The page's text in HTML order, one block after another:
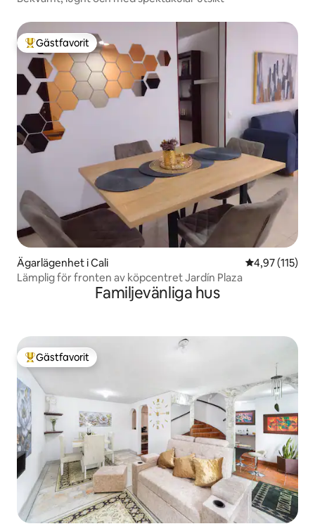
Populär gästfavorit
Gästfavorit
Ägarlägenhet i Cali 4,97 av 5 i
4,97 (115)
Lämplig för fronten av köpcentret Jardín Plaza
Familjevänliga hus
Populär gästfavorit
Gästfavorit